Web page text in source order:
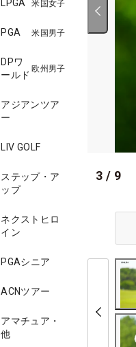
LPGA 米国女子
PGA 米国男子
DPワ
ールド
欧州男子
アジアンツア
ー
LIV GOLF
ステップ・ア
ップ
ネクストヒロ
イン
PGAシニア
ACNツアー
アマチュア・
他
3 / 9